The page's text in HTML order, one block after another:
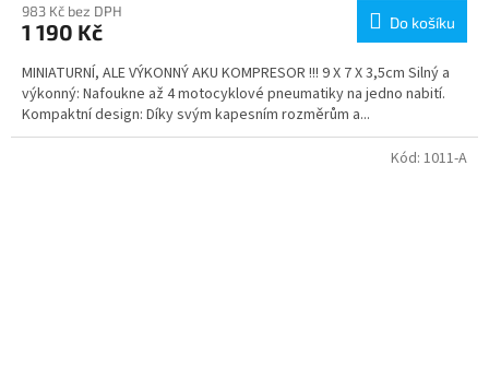
983 Kč bez DPH
1 190 Kč Do košíku
MINIATURNÍ, ALE VÝKONNÝ AKU KOMPRESOR !!! 9 X 7 X 3,5cm Silný a
výkonný: Nafoukne až 4 motocyklové pneumatiky na jedno nabití.
Kompaktní design: Díky svým kapesním rozměrům a...
Kód: 1011-A